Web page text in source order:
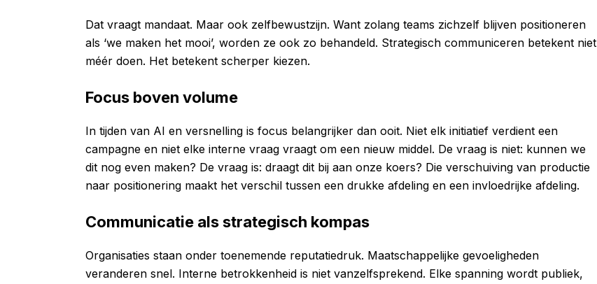
Dat vraagt mandaat. Maar ook zelfbewustzijn. Want zolang teams zichzelf blijven positioneren
als ‘we maken het mooi’, worden ze ook zo behandeld. Strategisch communiceren betekent niet
méér doen. Het betekent scherper kiezen.
Focus boven volume
In tijden van AI en versnelling is focus belangrijker dan ooit. Niet elk initiatief verdient een
campagne en niet elke interne vraag vraagt om een nieuw middel. De vraag is niet: kunnen we
dit nog even maken? De vraag is: draagt dit bij aan onze koers? Die verschuiving van productie
naar positionering maakt het verschil tussen een drukke afdeling en een invloedrijke afdeling.
Communicatie als strategisch kompas
Organisaties staan onder toenemende reputatiedruk. Maatschappelijke gevoeligheden
veranderen snel. Interne betrokkenheid is niet vanzelfsprekend. Elke spanning wordt publiek,